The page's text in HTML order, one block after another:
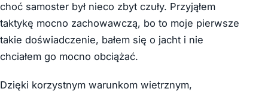
choć samoster był nieco zbyt czuły. Przyjąłem
taktykę mocno zachowawczą, bo to moje pierwsze
takie doświadczenie, bałem się o jacht i nie
chciałem go mocno obciążać.
Dzięki korzystnym warunkom wietrznym,